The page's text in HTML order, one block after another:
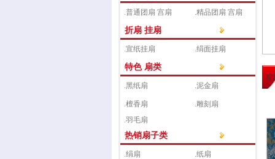
.普通团扇 宫扇 .精品团扇 宫扇
折扇 挂扇
.宣纸挂扇 .绢面挂扇
特色 扇类
.黑纸扇 .泥金扇
.檀香扇
.雕刻扇
.羽毛扇
热销扇子类
.绢扇 .纸扇
福